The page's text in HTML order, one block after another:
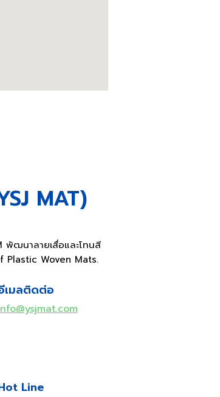
MAT)
พัฒนาลายเสื่อและโทนสี
Woven Mats.
เมลติดต่อ
Line